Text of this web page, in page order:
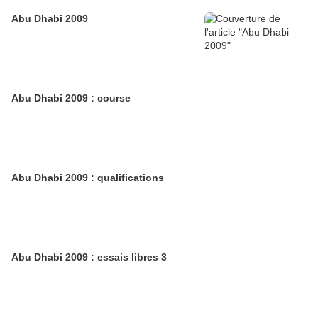
Abu Dhabi 2009
Abu Dhabi 2009 : course
Abu Dhabi 2009 : qualifications
Abu Dhabi 2009 : essais libres 3